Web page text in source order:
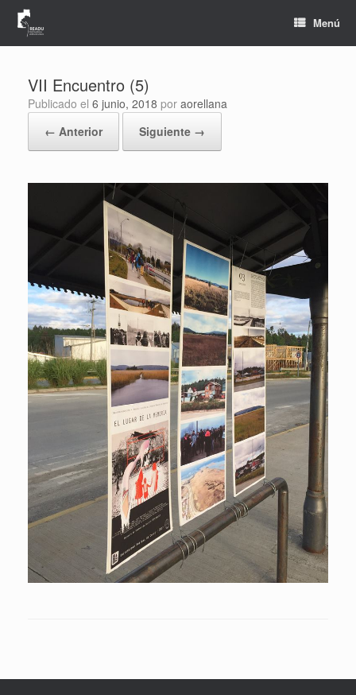
Saltar
contenido
Menú
VII Encuentro (5)
Publicado el 6 junio, 2018 por aorellana
← Anterior
Siguiente →